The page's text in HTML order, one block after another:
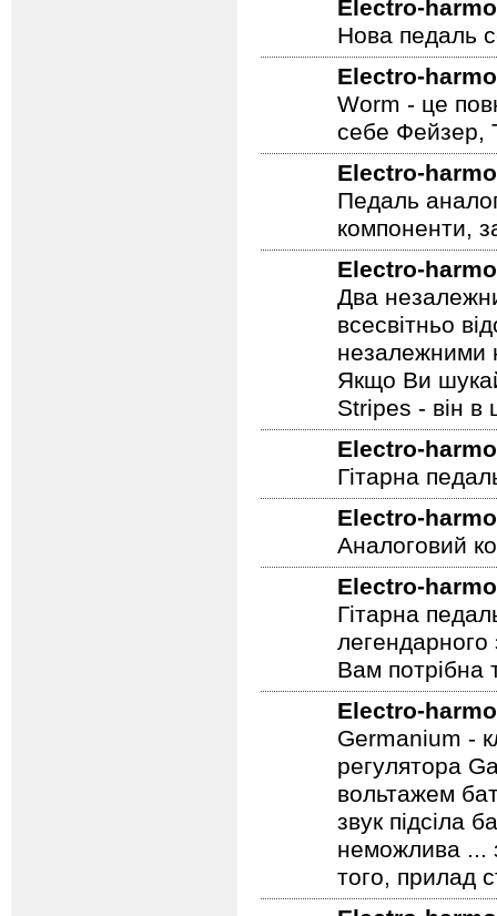
Electro-
Нова педаль
Electro-
Worm - це
себе Фейзер,
Electro-
Педаль
компоненти,
Electro-
Два
всесвітньо
незалежними
Якщо Ви
Stripes - він в
Electro-
Гітарна
Electro-
Аналоговий
Electro-
Гітарна
Вам потрібна
Electro-
Germanium -
регулятора
вольтажем
звук підсіла
неможлива ...
того, прилад